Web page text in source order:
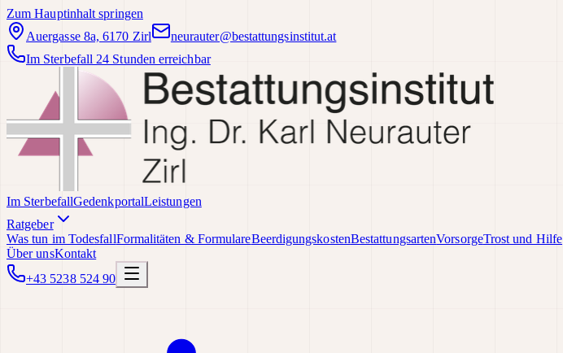
Zum Hauptinhalt springen
Auergasse 8a, 6170 Zirl
neurauter@bestattungsinstitut.at
Im Sterbefall 24 Stunden erreichbar
Im SterbefallGedenkportalLeistungen
Ratgeber
Was tun im TodesfallFormalitäten & FormulareBeerdigungskostenBestattungsartenVorsorgeTrost und Hilfe
Über unsKontakt
+43 5238 524 90